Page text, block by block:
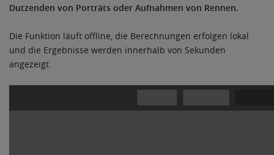
Dutzenden von Porträts oder Aufnahmen von Rennen.
Die Funktion läuft offline, die Berechnungen erfolgen lokal
und die Ergebnisse werden innerhalb von Sekunden
angezeigt.